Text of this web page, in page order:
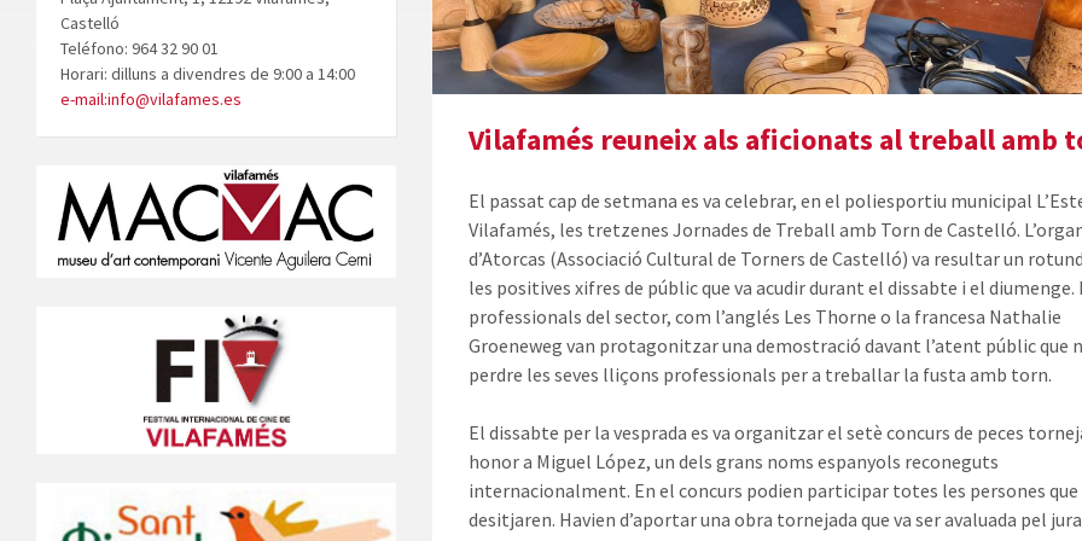
Vilafamés reuneix als aficionats al treball amb
El passat cap de setmana es va celebrar, en el poliesportiu municipal
Vilafamés, les tretzenes Jornades de Treball amb Torn de Castelló.
d’Atorcas (Associació Cultural de Torners de Castelló) va resultar un
les positives xifres de públic que va acudir durant el dissabte i el diumenge.
professionals del sector, com l’anglés Les Thorne o la francesa Nathalie
Groeneweg van protagonitzar una demostració davant l’atent públic que
perdre les seves lliçons professionals per a treballar la fusta amb torn.
El dissabte per la vesprada es va organitzar el setè concurs de peces
honor a Miguel López, un dels grans noms espanyols reconeguts
internacionalment. En el concurs podien participar totes les persones que
desitjaren. Havien d’aportar una obra tornejada que va ser avaluada pel
Castelló
Teléfono: 964 32 90 01
Horari: dilluns a divendres de 9:00 a 14:00
e-mail:info@vilafames.es